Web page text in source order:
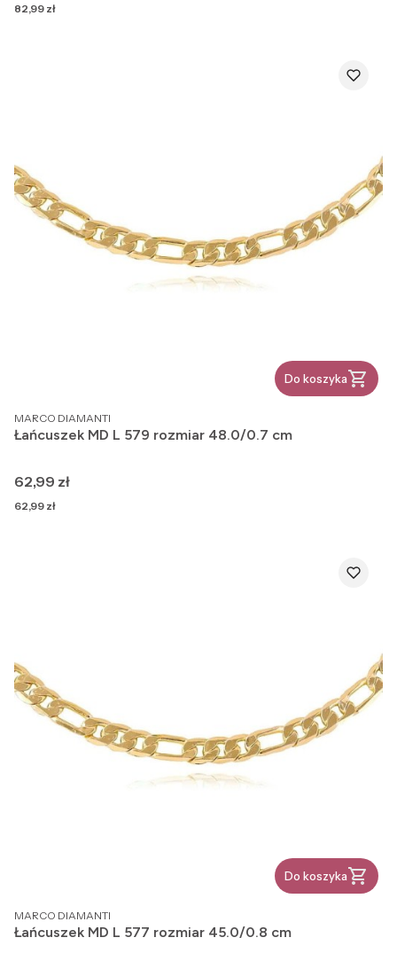
Cena
82,99 zł
Do koszyka
PRODUCENT
MARCO DIAMANTI
Łańcuszek MD L 579 rozmiar 48.0/0.7 cm
Cena
62,99 zł
Cena
62,99 zł
Do koszyka
PRODUCENT
MARCO DIAMANTI
Łańcuszek MD L 577 rozmiar 45.0/0.8 cm